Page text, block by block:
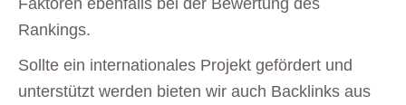
Faktoren ebenfalls bei der Bewertung des
Rankings.
Sollte ein internationales Projekt gefördert und
unterstützt werden bieten wir auch Backlinks aus